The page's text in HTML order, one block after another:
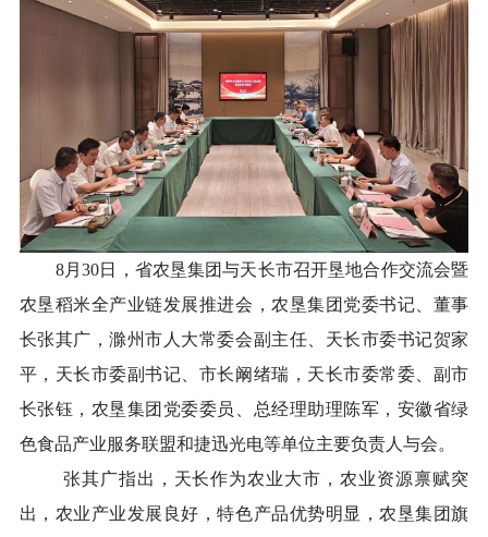
8月30日，省农垦集团与天长市召开垦地合作交流会暨
农垦稻米全产业链发展推进会，农垦集团党委书记、董事
长张其广，滁州市人大常委会副主任、天长市委书记贺家
平，天长市委副书记、市长阚绪瑞，天长市委常委、副市
长张钰，农垦集团党委委员、总经理助理陈军，安徽省绿
色食品产业服务联盟和捷迅光电等单位主要负责人与会。
张其广指出，天长作为农业大市，农业资源禀赋突
出，农业产业发展良好，特色产品优势明显，农垦集团旗